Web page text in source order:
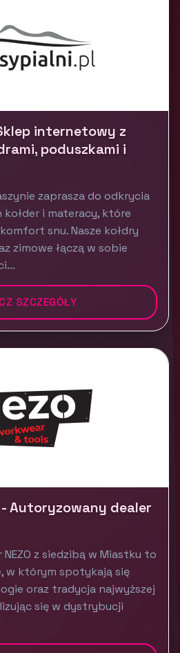
internetowy z
poduszkami i
zaprasza do odkrycia
i materacy, które
snu. Nasze kołdry
zimowe łączą w sobie
SZCZEGÓŁY
Autoryzowany dealer
z siedzibą w Miastku to
w którym spotykają się
oraz tradycja najwyższej
się w dystrybucji